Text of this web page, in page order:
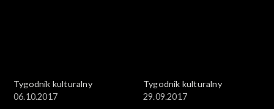
Tygodnik kulturalny
06.10.2017
Tygodnik kulturalny
29.09.2017